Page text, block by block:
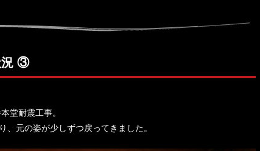
況 ③
堂耐震工事。
元の姿が少しずつ戻ってきました。